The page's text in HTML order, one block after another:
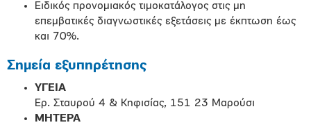
Ειδικός προνομιακός τιμοκατάλογος στις μη
επεμβατικές διαγνωστικές εξετάσεις με έκπτωση έως
και 70%.
Σημεία εξυπηρέτησης
ΥΓΕΙΑ
Ερ. Σταυρού 4 & Κηφισίας, 151 23 Μαρούσι
ΜΗΤΕΡΑ